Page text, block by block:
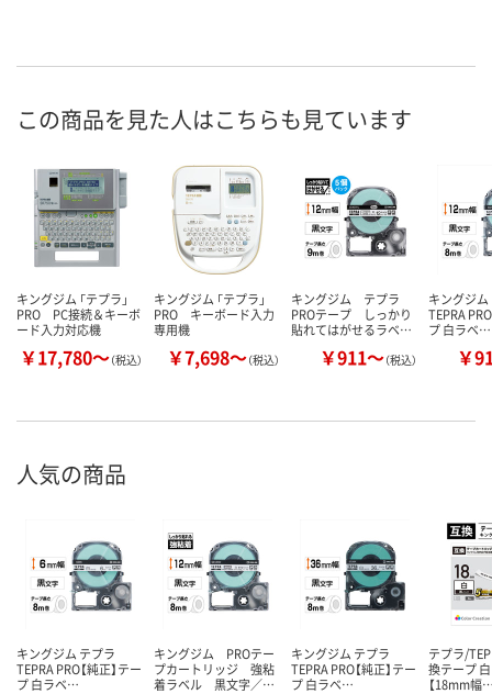
この商品を見た人はこちらも見ています
キングジム 「テプラ」
PRO PC接続＆キーボ
ード入力対応機
￥17,780～（税込）
キングジム 「テプラ」
PRO キーボード入力
専用機
￥7,698～（税込）
キングジム テプラ
PROテープ しっかり
貼れてはがせるラベ…
￥911～（税込）
キングジム
TEPRA
プ 白ラベ…
￥
人気の商品
キングジム テプラ
TEPRA PRO【純正】テー
プ 白ラベ…
キングジム PROテー
プカートリッジ 強粘
着ラベル 黒文字／…
キングジム テプラ
TEPRA PRO【純正】テー
プ 白ラベ…
テプラ/
換テープ
【18mm幅